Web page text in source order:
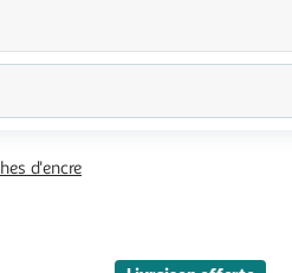
d'encre